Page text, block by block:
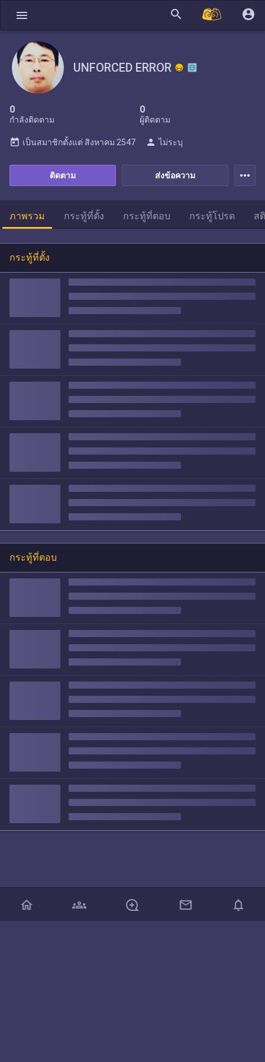
menu search account_circle
UNFORCED ERROR
0
กำลังติดตาม
0
ผู้ติดตาม
ส่งข้อความ
ติดตาม
today เป็นสมาชิกตั้งแต่ สิงหาคม 2547 person ไม่ระบุ
more_horiz
ภาพรวม กระทู้ที่ตั้ง กระทู้ที่ตอบ กระทู้โปรด ส
กระทู้ที่ตั้ง
กระทู้ที่ตอบ